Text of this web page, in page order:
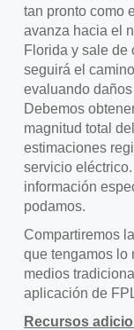
tan pronto como
avanza hacia el
Florida y sale de
seguirá el
evaluando
Debemos
magnitud total
estimaciones
servicio
información
podamos.
Compartiremos
que tengamos lo
medios
aplicación de
Recursos